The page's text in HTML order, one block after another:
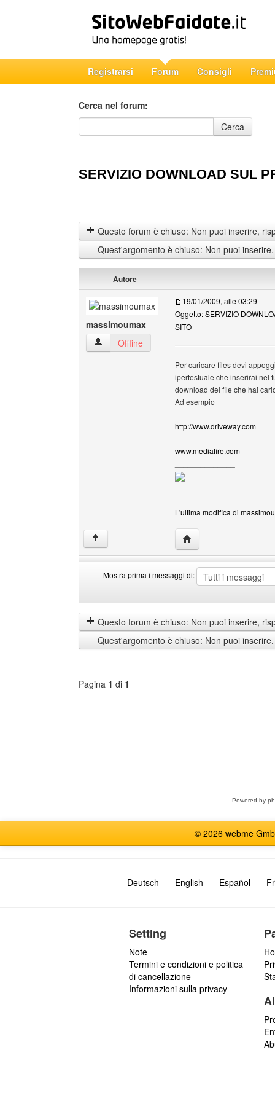
Registrarsi Forum Consigli
Cerca nel forum:
Cerca nel forum
Cerca
SERVIZIO DOWNLOAD SUL
Questo forum è chiuso: Non puoi inserire,
Quest'argomento è chiuso: Non puoi
Autore
massimoumax
massimoumax Profilo
Offline
19/01/2009, alle 03:29
Oggetto: SERVIZIO
SITO
Per caricare files devi
ipertestuale che inserirai nel
download del file che hai
Ad esempio
http://www.driveway.com
www.mediafire.com
L'ultima modifica di
↑ HomePage:
Mostra prima i messaggi di:
prima
i
messaggi
di
by
Questo forum è chiuso: Non puoi inserire,
Quest'argomento è chiuso: Non puoi
Pagina 1 di 1
Powered by
© 2026 webme
Deutsch English Español
Setting
Note
Termini e condizioni e politica
di cancellazione
Informazioni sulla privacy